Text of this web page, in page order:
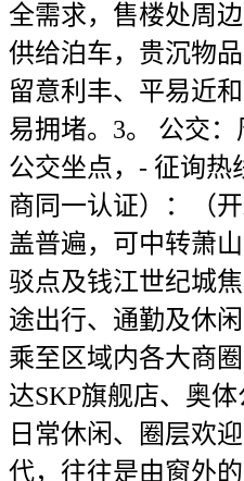
全需求，售楼处周
供给泊车，贵沉物
留意利丰、平易近
易拥堵。3。 公交
公交坐点，- 征询热
商同一认证）：（
盖普遍，可中转萧
驳点及钱江世纪城
途出行、通勤及休
乘至区域内各大商
达SKP旗舰店、奥体
日常休闲、圈层欢
代，往往是由窗外